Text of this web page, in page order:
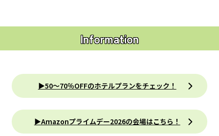
Information
▶︎50〜70％OFFのホテルプランをチェック！
▶︎Amazonプライムデー2026の会場はこちら！